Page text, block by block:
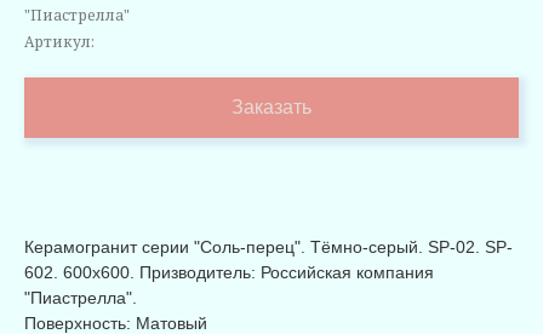
"Пиастрелла"
Артикул:
Заказать
Керамогранит серии "Соль-перец". Тёмно-серый. SP-02. SP-
602. 600х600. Призводитель: Российская компания
"Пиастрелла".
Поверхность: Матовый